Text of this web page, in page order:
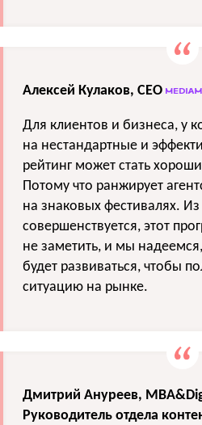
Алексей Кулаков, CEO
Для клиентов и бизнеса, у
на нестандартные и
рейтинг может стать
Потому что ранжирует
на знаковых фестивалях. Из
совершенствуется, этот
не заметить, и мы
будет развиваться, чтобы
ситуацию на рынке.
Дмитрий Ануреев,
Руководитель отдела